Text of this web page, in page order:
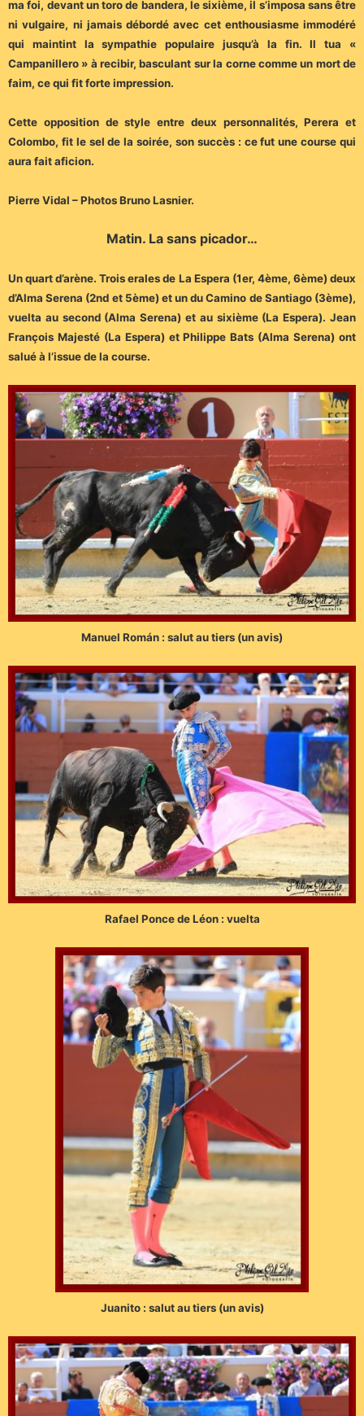
ma foi, devant un toro de bandera, le sixième, il s’imposa sans être
ni vulgaire, ni jamais débordé avec cet enthousiasme immodéré
qui maintint la sympathie populaire jusqu’à la fin. Il tua «
Campanillero » à recibir, basculant sur la corne comme un mort de
faim, ce qui fit forte impression.
Cette opposition de style entre deux personnalités, Perera et
Colombo, fit le sel de la soirée, son succès : ce fut une course qui
aura fait aficion.
Pierre Vidal – Photos Bruno Lasnier.
Matin. La sans picador…
Un quart d’arène. Trois erales de La Espera (1er, 4ème, 6ème) deux
d’Alma Serena (2nd et 5ème) et un du Camino de Santiago (3ème),
vuelta au second (Alma Serena) et au sixième (La Espera). Jean
François Majesté (La Espera) et Philippe Bats (Alma Serena) ont
salué à l’issue de la course.
Manuel Román : salut au tiers (un avis)
Rafael Ponce de Léon : vuelta
Juanito : salut au tiers (un avis)